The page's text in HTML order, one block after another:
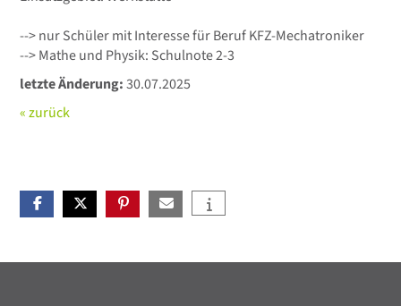
--> nur Schüler mit Interesse für Beruf KFZ-Mechatroniker
--> Mathe und Physik: Schulnote 2-3
letzte Änderung:30.07.2025
« zurück